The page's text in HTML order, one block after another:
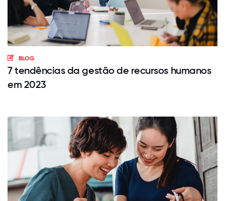
BLOG
7 tendências da gestão de recursos humanos
em 2023